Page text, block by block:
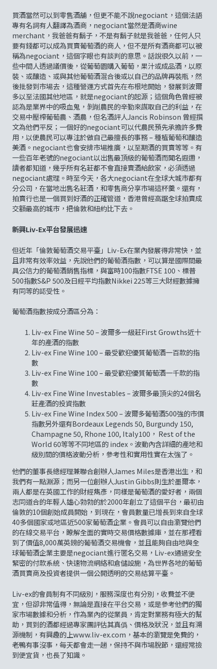
買酒當然可以到零售酒舖，但更不能不說negociant，這個法語
專有名詞有人翻譯為酒商，negociant當然是酒商wine
merchant，我爸爸有鬍子，不是有鬍子就是我爸爸，任何人只
要有錢都可以成為買賣葡萄酒的商人，但不是所有酒商都可以被
稱為negociant，這個字眼也有談判的意思。話說很久以前，一
些中間人透過議價後，從葡萄園購入葡萄，果汁或成品酒，以原
裝、或釀造、或與其他葡萄酒混合後或以自己的品牌再裝瓶，然
後批發到市場去，這種營運方式首先在布根地開始，發展到波爾
多以至法國其他地區，就是negociant的起源；這個角色曾經被
認為是業界中的吸血鬼，剝削農民的辛勤來謀取自己的利益，在
交易中壓榨葡萄農、酒農，但名酒評人Jancis Robinson 曾經撰
文為他們平反；一個好的negociant可以代農民預先承擔許多費
用，以便農民可以專注於做自己最擅長的事務 – 種植葡萄和釀造
美酒。negociant也會安排市場推廣，以至期酒的買賣等等。有
一些百年老號的negociant以出售最頂級的葡萄酒而聞名遐邇，
讀者都知道，幾乎所有名莊都不會直接賣酒給飲家，必須透過
negociant處理。時至今天，各大negociant在全球大城市都有
分公司，在當地出售名莊酒，和零售商分享市場這杯羹。還有，
拍賣行也是一個買到好酒的正確管道，香港曾經高踞全球拍賣成
交額最高的城市，把倫敦和紐約比下去。
新興Liv-Ex平台發展迅速
但近年「倫敦葡萄酒交易平臺」Liv-Ex在業內發展得非常快，並
且非常有效率效益，先說他們的葡萄酒指數，可以算是國際間最
具公信力的葡萄酒銷售指標，與富時100指數FTSE 100、標普
500指數S&P 500及日經平均指數Nikkei 225等三大財經數據擁
有同等的認受性。
葡萄酒指數按成分酒區分為：
Liv-ex Fine Wine 50 – 波爾多一級莊First Growths近十
年的產酒的指數
Liv-ex Fine Wine 100 – 最受歡迎優質葡萄酒一百款的指
數
Liv-ex Fine Wine 100 – 最受歡迎優質葡萄酒一千款的指
數
Liv-ex Fine Wine Investables – 波爾多最頂尖的24個名
莊產酒的投資指數
Liv-ex Fine Wine Index 500 – 波爾多葡萄酒500強的市價
指數另外還有Bordeaux Legends 50, Burgundy 150,
Champagne 50, Rhone 100, Italy100， Rest of the
World 60等等不同地區的 index。波動內含詳細的產地和
級別間的價格波動分析，參考性和實用性實在太強了。
他們的董事長總經理兼聯合創辦人James Miles是香港出生，和
我們有一點淵源；而另一位創辦人Justin Gibbs則生於墨爾本，
兩人都是在英國工作的財經雋彥，同樣是葡萄酒的愛好者，兩個
志同道合的年輕人雄心勃勃的於2000年創立了這個平台，最初由
倫敦的10個創始成員開始，到現在，會員數量已增長到來自全球
40多個國家或地區近500家葡萄酒企業。會員可以自由瀏覽他們
的在線交易平台，瞭解全面的實時交易價格數據庫，並在那裡看
到了價值8,000萬英鎊的葡萄酒交易機會，並且能夠自由地與全
球葡萄酒企業主要是negociant進行匿名交易，Liv-ex通過安全
緊密的付款系統、快速物流網絡和倉儲設施，為世界各地的葡萄
酒買賣商及投資者提供一個公開透明的交易結算平臺。
Liv-ex的會員制有不同級別，服務深度也有分別，收費並不便
宜，但卻非常值得，無論是直接在平台交易，或是參考他們的獨
家市場數據和分析，作為業內的從業員，肯定對業務有極大的幫
助，買到的酒都經過專家團評估其真僞、價格及狀況，並且有溯
源機制，有興趣的上www.liv-ex.com，基本的瀏覽是免費的，
老鴨有事沒事，每天都會走一趟，保持不與市場脫節，還經常撿
到便宜貨，也長了知識。